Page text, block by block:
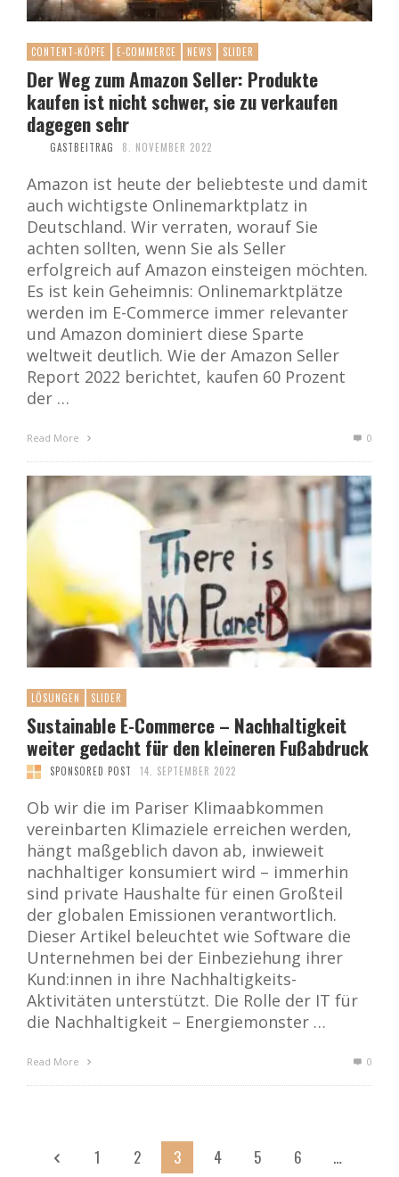
CONTENT-KÖPFE E-COMMERCE NEWS SLIDER
Der Weg zum Amazon Seller: Produkte
kaufen ist nicht schwer, sie zu verkaufen
dagegen sehr
GASTBEITRAG 8. NOVEMBER 2022
Amazon ist heute der beliebteste und damit
auch wichtigste Onlinemarktplatz in
Deutschland. Wir verraten, worauf Sie
achten sollten, wenn Sie als Seller
erfolgreich auf Amazon einsteigen möchten.
Es ist kein Geheimnis: Onlinemarktplätze
werden im E-Commerce immer relevanter
und Amazon dominiert diese Sparte
weltweit deutlich. Wie der Amazon Seller
Report 2022 berichtet, kaufen 60 Prozent
der …
Read More 0
LÖSUNGEN SLIDER
Sustainable E-Commerce – Nachhaltigkeit
weiter gedacht für den kleineren Fußabdruck
SPONSORED POST 14. SEPTEMBER 2022
Ob wir die im Pariser Klimaabkommen
vereinbarten Klimaziele erreichen werden,
hängt maßgeblich davon ab, inwieweit
nachhaltiger konsumiert wird – immerhin
sind private Haushalte für einen Großteil
der globalen Emissionen verantwortlich.
Dieser Artikel beleuchtet wie Software die
Unternehmen bei der Einbeziehung ihrer
Kund:innen in ihre Nachhaltigkeits-
Aktivitäten unterstützt. Die Rolle der IT für
die Nachhaltigkeit – Energiemonster …
Read More 0
1 2 3 4 5 6
…